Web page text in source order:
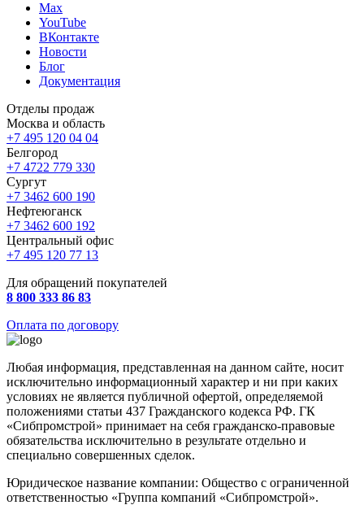
Max
YouTube
ВКонтакте
Новости
Блог
Документация
Отделы продаж
Москва и область
+7 495 120 04 04
Белгород
+7 4722 779 330
Сургут
+7 3462 600 190
Нефтеюганск
+7 3462 600 192
Центральный офис
+7 495 120 77 13
Для обращений покупателей
8 800 333 86 83
Оплата по договору
Любая информация, представленная на данном сайте, носит
исключительно информационный характер и ни при каких
условиях не является публичной офертой, определяемой
положениями статьи 437 Гражданского кодекса РФ. ГК
«Сибпромстрой» принимает на себя гражданско-правовые
обязательства исключительно в результате отдельно и
специально совершенных сделок.
Юридическое название компании: Общество с ограниченной
ответственностью «Группа компаний «Сибпромстрой».